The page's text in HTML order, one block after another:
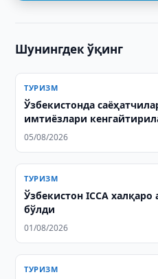
Шунингдек ўқинг
ТУРИЗМ
Ўзбекистонда
имтиёзлари
05/08/2026
ТУРИЗМ
Ўзбекистон ICCA халқаро
бўлди
01/08/2026
ТУРИЗМ